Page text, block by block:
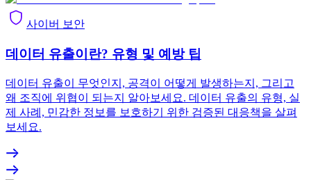
사이버 보안
데이터 유출이란? 유형 및 예방 팁
데이터 유출이 무엇인지, 공격이 어떻게 발생하는지, 그리고
왜 조직에 위협이 되는지 알아보세요. 데이터 유출의 유형, 실
제 사례, 민감한 정보를 보호하기 위한 검증된 대응책을 살펴
보세요.